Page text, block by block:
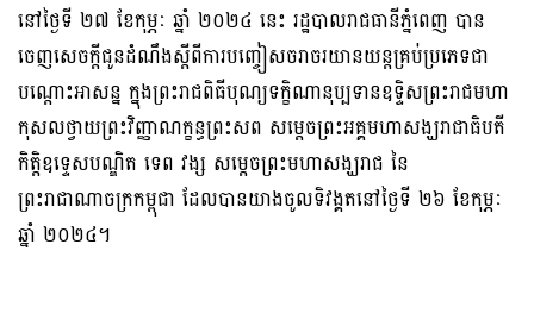
នៅថ្ងៃទី ២៧ ខែកុម្ភៈ ឆ្នាំ ២០២៤ នេះ រដ្ឋបាលរាជធានីភ្នំពេញ បាន
ចេញសេចក្ដីជូនដំណឹងស្ដីពីការបញ្ចៀសចរាចរយានយន្តគ្រប់ប្រភេទជា
បណ្ដោះអាសន្ន ក្នុងព្រះរាជពិធីបុណ្យទក្ខិណានុប្បទានឧទ្ទិសព្រះរាជមហា
កុសលថ្វាយព្រះវិញ្ញាណក្ខន្ធព្រះសព សម្ដេចព្រះអគ្គមហាសង្ឃរាជាធិបតី
កិត្តិឧទ្ទេសបណ្ឌិត ទេព វង្ស សម្ដេចព្រះមហាសង្ឃរាជ នៃ
ព្រះរាជាណាចក្រកម្ពុជា ដែលបានយាងចូលទិវង្គតនៅថ្ងៃទី ២៦ ខែកុម្ភៈ
ឆ្នាំ ២០២៤។